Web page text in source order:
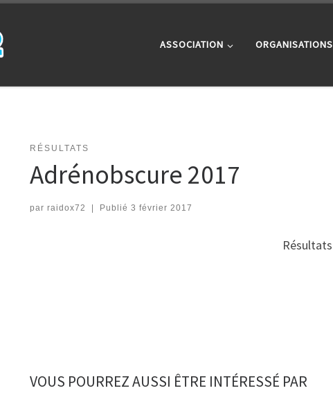
ASSOCIATION ORGANISATIONS
RÉSULTATS
Adrénobscure 2017
par raidox72 | Publié 3 février 2017
Résultats
VOUS POURREZ AUSSI ÊTRE INTÉRESSÉ PAR